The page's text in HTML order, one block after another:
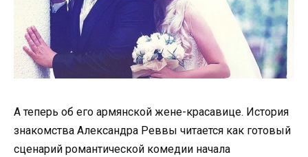
А теперь об его армянской жене-красавице. История
знакомства Александра Реввы читается как готовый
сценарий романтической комедии начала